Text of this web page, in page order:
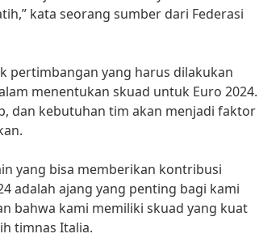
kata seorang sumber dari Federasi
pertimbangan yang harus dilakukan
menentukan skuad untuk Euro 2024.
dan kebutuhan tim akan menjadi faktor
yang bisa memberikan kontribusi
adalah ajang yang penting bagi kami
bahwa kami memiliki skuad yang kuat
timnas Italia.